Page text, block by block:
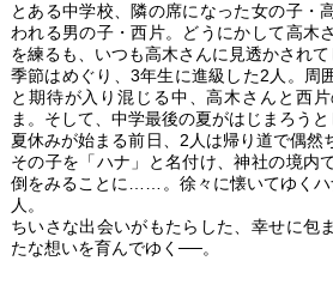
とある中学校、隣の席になった女の子・
われる男の子・西片。どうにかして高木
を練るも、いつも高木さんに見透かされて
季節はめぐり、3年生に進級した2人。周
と期待が入り混じる中、高木さんと西
ま。そして、中学最後の夏がはじまろう
夏休みが始まる前日、2人は帰り道で偶然
その子を「ハナ」と名付け、神社の境内
倒をみることに……。徐々に懐いてゆくハ
人。
ちいさな出会いがもたらした、幸せに包
たな想いを育んでゆく──。